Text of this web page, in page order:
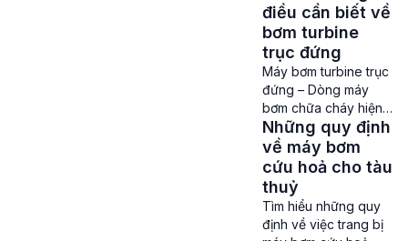
đứng (hay máy bơm
chữa cháy tuabin trục
đứng, bơm tua bin
trục đứng chữa cháy)
đang là một trong
những dòng máy bơm
tân tiến và hot nhất
hiện nay. Theo quy
chuẩn QCVN […]
điều cần biết về
bơm turbine
trục đứng
Máy bơm turbine trục
đứng – Dòng máy
bơm chữa cháy hiện
đại nhất hiện nay Bơm
turbine trục đứng –
Công tác phòng cháy
chữa cháy đang ngày
càng được quan tâm
nhằm đảm bảo an
toàn cho tính mạng
Những quy định
về máy bơm
cứu hoả cho tàu
thuỷ
Tìm hiểu những quy
định về việc trang bị